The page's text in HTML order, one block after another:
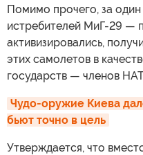
Помимо прочего, за
истребителей МиГ-29 —
активизировались,
этих самолетов в
государств — членов
Чудо-оружие Киева
бьют точно в цель
Утверждается, что